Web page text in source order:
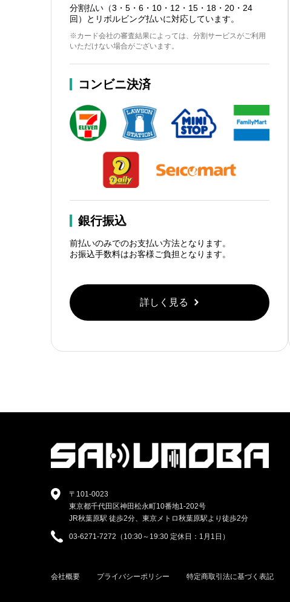
分割払い（3・5・6・10・12・15・18・20・24
回）とリボルビング払いに対応しています。
※カード会社の審査結果によっては、分割サービスがご利用
いただけない場合がございます。
コンビニ決済
銀行振込
前払いのみでのお支払い方法となります。
お振込手数料はお客様ご負担となります。
詳しく見る
〒101-0023
東京都千代田区神田松永町10番地1-202号
JR秋葉原駅 徒歩2分、東京メトロ秋葉原駅より徒歩2分
03-6271-7272（10:30～19:30 定休日：1月1日）
会社概要 プライバシーポリシー 特定商取引法に基づく表記